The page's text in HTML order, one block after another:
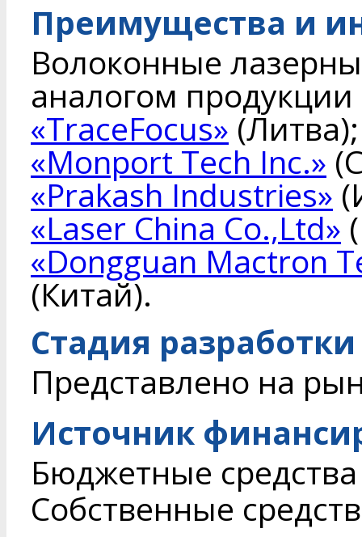
Преимущества и
Волоконные
аналогом
«TraceFocus» (Литва);
«Monport Tech Inc.»
«Prakash Industries»
«Laser China Co.,Ltd»
«Dongguan Mactron
(Китай).
Стадия разработки
Представлено на
Источник
Бюджетные средства
Собственные